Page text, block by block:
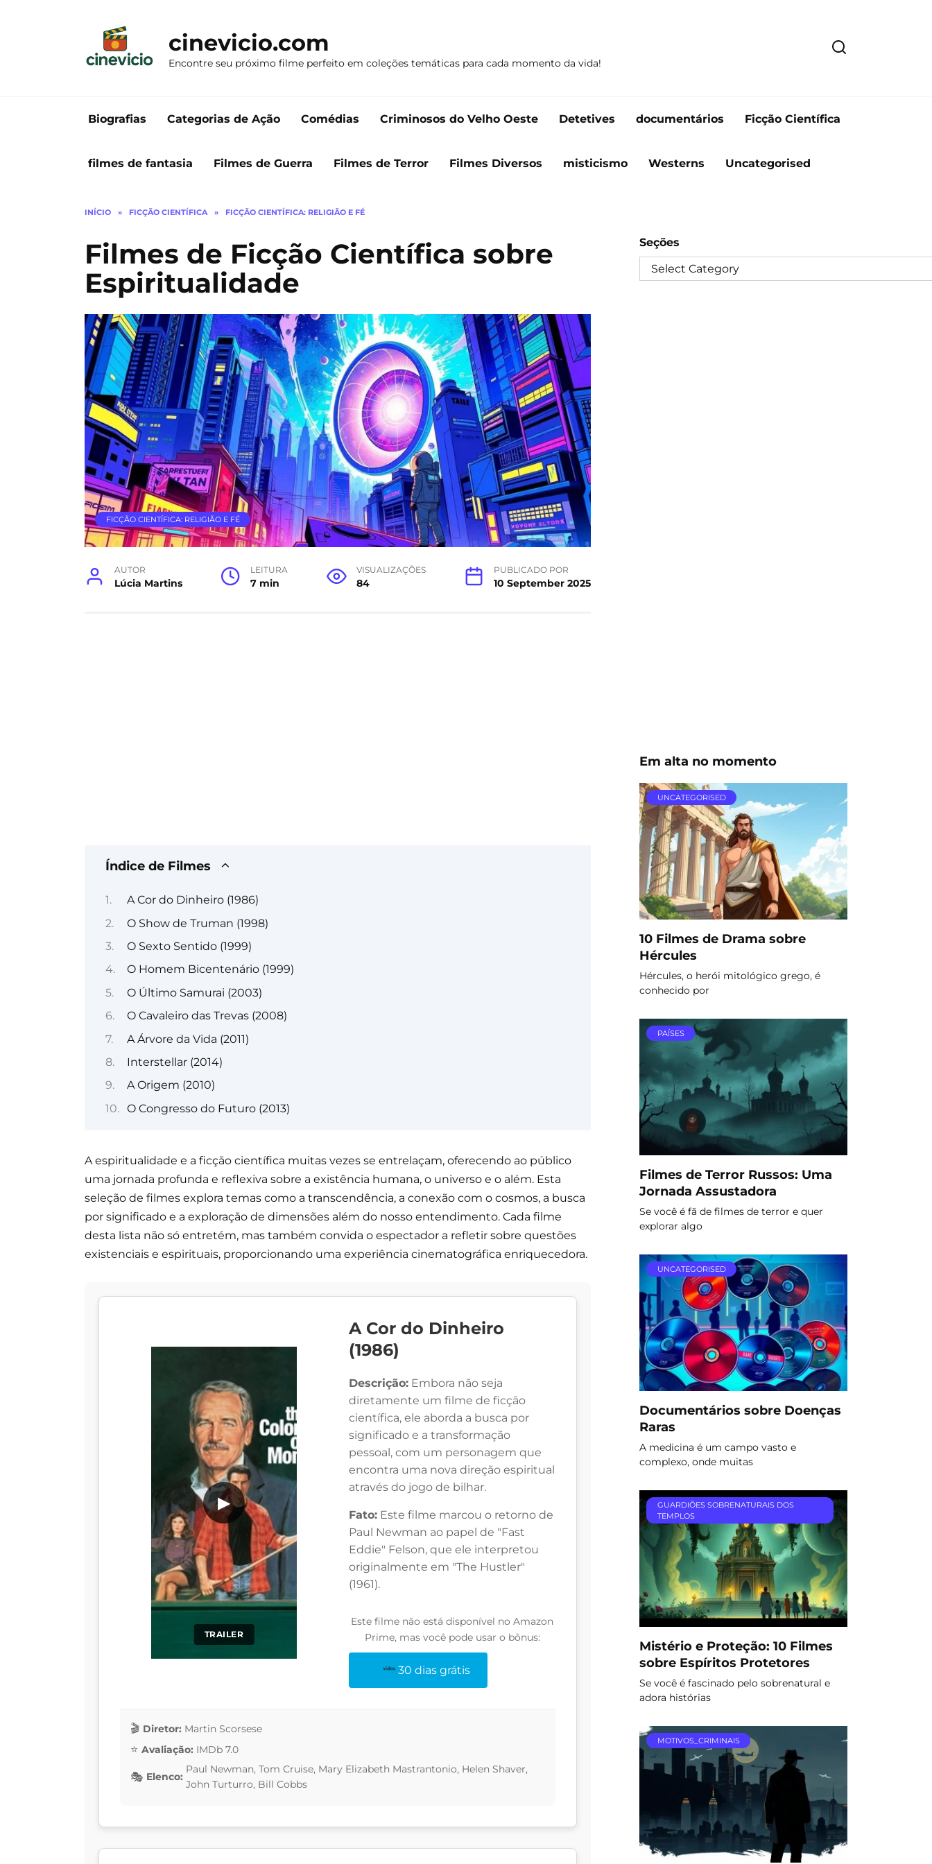
cinevicio.com
Encontre seu próximo filme perfeito em coleções temáticas para cada momento da vida!
Biografias Categorias de Ação Comédias Criminosos do Velho Oeste Detetives documentários Ficção Científica
filmes de fantasia Filmes de Guerra Filmes de Terror Filmes Diversos misticismo Westerns Uncategorised
INÍCIO » FICÇÃO CIENTÍFICA » FICÇÃO CIENTÍFICA: RELIGIÃO E FÉ
Filmes de Ficção Científica sobre
Espiritualidade
FICÇÃO CIENTÍFICA: RELIGIÃO E FÉ
AUTOR
Lúcia Martins
LEITURA
7 min
VISUALIZAÇÕES
84
PUBLICADO POR
10 September 2025
Índice de Filmes
A Cor do Dinheiro (1986)
O Show de Truman (1998)
O Sexto Sentido (1999)
O Homem Bicentenário (1999)
O Último Samurai (2003)
O Cavaleiro das Trevas (2008)
A Árvore da Vida (2011)
Interstellar (2014)
A Origem (2010)
O Congresso do Futuro (2013)
A espiritualidade e a ficção científica muitas vezes se entrelaçam, oferecendo ao público
uma jornada profunda e reflexiva sobre a existência humana, o universo e o além. Esta
seleção de filmes explora temas como a transcendência, a conexão com o cosmos, a busca
por significado e a exploração de dimensões além do nosso entendimento. Cada filme
desta lista não só entretém, mas também convida o espectador a refletir sobre questões
existenciais e espirituais, proporcionando uma experiência cinematográfica enriquecedora.
TRAILER
▶
A Cor do Dinheiro
(1986)
Descrição: Embora não seja
diretamente um filme de ficção
científica, ele aborda a busca por
significado e a transformação
pessoal, com um personagem que
encontra uma nova direção espiritual
através do jogo de bilhar.
Fato: Este filme marcou o retorno de
Paul Newman ao papel de "Fast
Eddie" Felson, que ele interpretou
originalmente em "The Hustler"
(1961).
Este filme não está disponível no Amazon
Prime, mas você pode usar o bônus:
30 dias grátis
Diretor: Martin Scorsese
Avaliação: IMDb 7.0
Elenco:
Paul Newman, Tom Cruise, Mary Elizabeth Mastrantonio, Helen Shaver,
John Turturro, Bill Cobbs
Seções
Em alta no momento
UNCATEGORISED
10 Filmes de Drama sobre
Hércules
Hércules, o herói mitológico grego, é
conhecido por
PAÍSES
Filmes de Terror Russos: Uma
Jornada Assustadora
Se você é fã de filmes de terror e quer
explorar algo
UNCATEGORISED
Documentários sobre Doenças
Raras
A medicina é um campo vasto e
complexo, onde muitas
GUARDIÕES SOBRENATURAIS DOS
TEMPLOS
Mistério e Proteção: 10 Filmes
sobre Espíritos Protetores
Se você é fascinado pelo sobrenatural e
adora histórias
MOTIVOS_CRIMINAIS